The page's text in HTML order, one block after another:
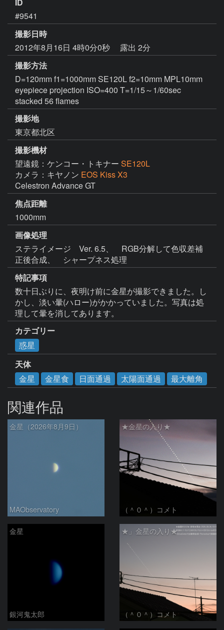
#9541
撮影日時
2012年8月16日 4時0分0秒
露出 2分
撮影方法
D=120mm f1=1000mm SE120L f2=10mm MPL10mm
eyepiece projection ISO=400 T=1/15～1/60sec
stacked 56 flames
撮影地
東京都北区
撮影機材
望遠鏡：ケンコー・トキナー SE120L
カメラ：キヤノン EOS Kiss X3
Celestron Advance GT
焦点距離
1000mm
画像処理
ステライメージ　Ver. 6.5、　RGB分解して色収差補
正後合成、　シャープネス処理
特記事項
数十日ぶりに、夜明け前に金星が撮影できました。し
かし、淡い暈(ハロー)がかかっていました。写真は処
理して暈を消してあります。
カテゴリー
惑星
天体
金星
金星食 日面通過 太陽面通過 最大離角
関連作品
金星（2026年8月9日）
MAObservatory
★金星の入り★
（＾０＾）コメト
金星
銀河鬼太郎
★」金星の入り★
（＾０＾）コメト